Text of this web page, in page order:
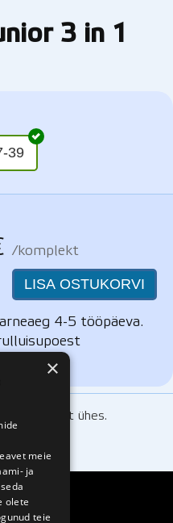
3 in 1
39
/komplekt
LISA OSTUKORVI
4-5 tööpäeva.
suurust ühes.
×
meie
ja
olete
teie